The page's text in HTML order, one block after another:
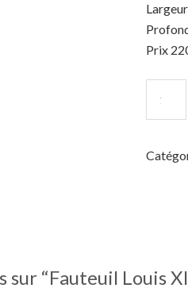
Prix
sur “Fauteuil Louis